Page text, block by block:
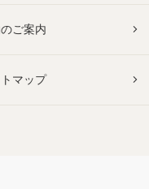
ご案内
マップ